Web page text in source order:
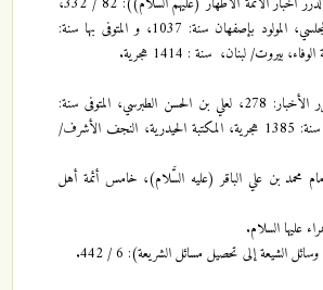
للعلامة الشيخ محمد باقر المجلسي، المولود بإصفهان سنة: 1037، و المتوفى بها سنة:
مشكاة الأنوار في غرر الأخبار: 278، لعلي بن الحسن الطبرسي، المتوفى سنة:
600 هجرية، الطبعة الثانية سنة: 1385 هجرية، المكتبة الحيدرية، النجف الأشرف/
محمد بن علي الباقر (عليه السَّلام)، خامس أئمة أهل
عليها السلام.
الشيعة إلى تحصيل مسائل الشريعة): 6 / 442.